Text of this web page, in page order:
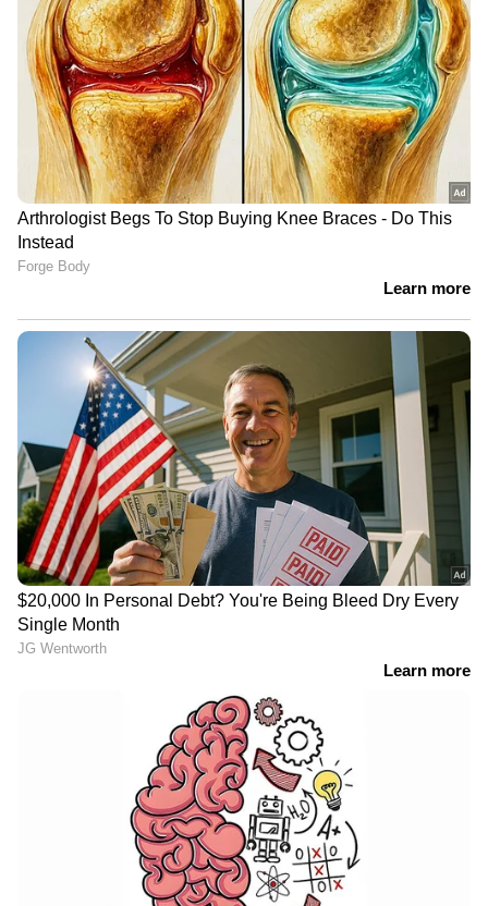
Read More: റൈഡിംഗ് ആവേശം ബിഗ്
ബോസ് ഷോയിലും, രസ്‍മിൻ ഭായിയെത്തി
ഏഷ്യാനെറ്റ് ന്യൂസ് ലൈവ് കാണാന്‍ ഇവിടെ
ക്ലിക് ചെയ്യുക